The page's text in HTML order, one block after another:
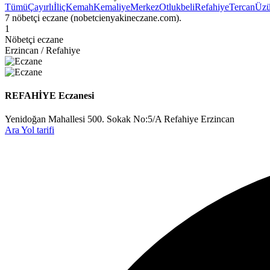
TümüÇayırlıİliçKemahKemaliyeMerkezOtlukbeliRefahiyeTercan
7 nöbetçi eczane (nobetcienyakineczane.com).
1
Nöbetçi eczane
Erzincan / Refahiye
REFAHİYE Eczanesi
Yenidoğan Mahallesi 500. Sokak No:5/A Refahiye Erzincan
Ara Yol tarifi